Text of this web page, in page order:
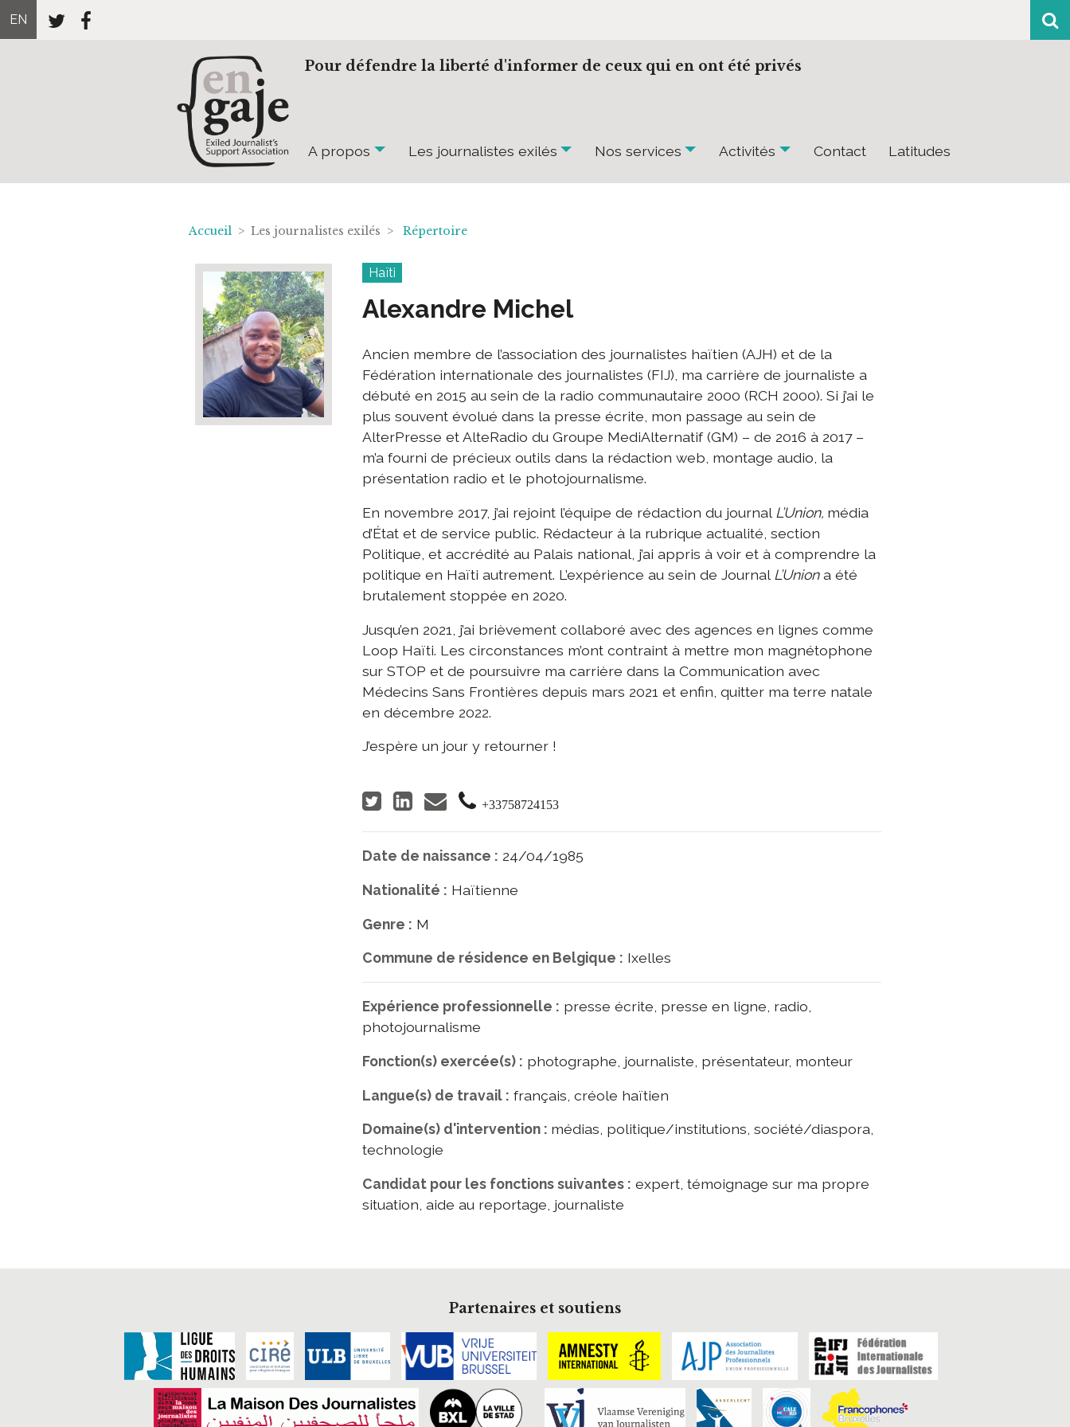
EN
Pour défendre la liberté d'informer de ceux qui en ont été privés
A propos Les journalistes exilés Nos services Activités Contact Latitudes
Accueil > Les journalistes exilés > Répertoire
Haïti
Alexandre Michel
Ancien membre de l’association des journalistes haïtien (AJH) et de la
Fédération internationale des journalistes (FIJ), ma carrière de journaliste a
débuté en 2015 au sein de la radio communautaire 2000 (RCH 2000). Si j’ai le
plus souvent évolué dans la presse écrite, mon passage au sein de
AlterPresse et AlteRadio du Groupe MediAlternatif (GM) – de 2016 à 2017 –
m’a fourni de précieux outils dans la rédaction web, montage audio, la
présentation radio et le photojournalisme.
En novembre 2017, j’ai rejoint l’équipe de rédaction du journal L’Union, média
d’État et de service public. Rédacteur à la rubrique actualité, section
Politique, et accrédité au Palais national, j’ai appris à voir et à comprendre la
politique en Haïti autrement. L’expérience au sein de Journal L’Uniona été
brutalement stoppée en 2020.
Jusqu’en 2021, j’ai brièvement collaboré avec des agences en lignes comme
Loop Haïti. Les circonstances m’ont contraint à mettre mon magnétophone
sur STOP et de poursuivre ma carrière dans la Communication avec
Médecins Sans Frontières depuis mars 2021 et enfin, quitter ma terre natale
en décembre 2022.
J’espère un jour y retourner !
+33758724153
Date de naissance : 24/04/1985
Nationalité : Haïtienne
Genre : M
Commune de résidence en Belgique : Ixelles
Expérience professionnelle : presse écrite, presse en ligne, radio,
photojournalisme
Fonction(s) exercée(s) : photographe, journaliste, présentateur, monteur
Langue(s) de travail : français, créole haïtien
Domaine(s) d'intervention : médias, politique/institutions, société/diaspora,
technologie
Candidat pour les fonctions suivantes : expert, témoignage sur ma propre
situation, aide au reportage, journaliste
Partenaires et soutiens